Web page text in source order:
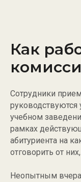
Как
Сотрудники
учебном
рамках
абитуриента на
отговорить от
Неопытным